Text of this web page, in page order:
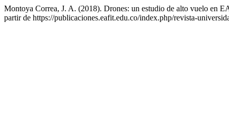
Montoya Correa, J. A. (2018). Drones: un estudio de alto vuelo en
partir de https://publicaciones.eafit.edu.co/index.php/revista-